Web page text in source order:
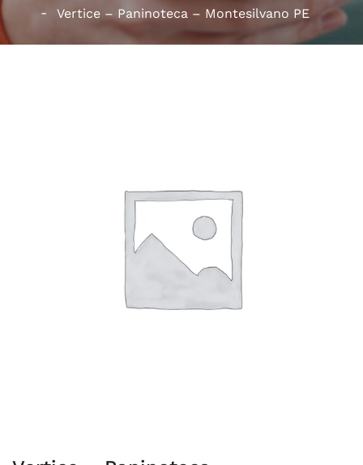
Vertice – Paninoteca – Montesilvano PE